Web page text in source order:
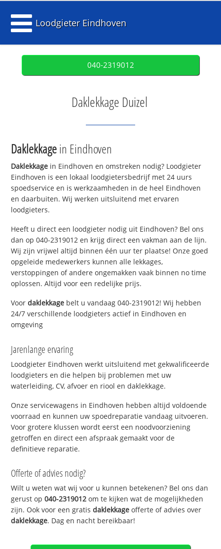
Loodgieter Eindhoven
040-2319012
Daklekkage Duizel
Daklekkagein Eindhoven
Daklekkage in Eindhoven en omstreken nodig? Loodgieter
Eindhoven is een lokaal loodgietersbedrijf met 24 uurs
spoedservice en is werkzaamheden in de heel Eindhoven
en daarbuiten. Wij werken uitsluitend met ervaren
loodgieters.
Heeft u direct een loodgieter nodig uit Eindhoven? Bel ons
dan op 040-2319012 en krijg direct een vakman aan de lijn.
Wij zijn vrijwel altijd binnen één uur ter plaatse! Onze goed
opgeleide medewerkers kunnen alle lekkages,
verstoppingen of andere ongemakken vaak binnen no time
oplossen. Altijd voor een redelijke prijs.
Voordaklekkage belt u vandaag 040-2319012! Wij hebben
24/7 verschillende loodgieters actief in Eindhoven en
omgeving
Jarenlange ervaring
Loodgieter Eindhoven werkt uitsluitend met gekwalificeerde
loodgieters en die helpen bij problemen met uw
waterleiding, CV, afvoer en riool en daklekkage.
Onze servicewagens in Eindhoven hebben altijd voldoende
voorraad en kunnen uw spoedreparatie vandaag uitvoeren.
Voor grotere klussen wordt eerst een noodvoorziening
getroffen en direct een afspraak gemaakt voor de
definitieve reparatie.
Offerte of advies nodig?
Wilt u weten wat wij voor u kunnen betekenen? Bel ons dan
gerust op040-2319012 om te kijken wat de mogelijkheden
zijn. Ook voor een gratisdaklekkage offerte of advies over
daklekkage. Dag en nacht bereikbaar!